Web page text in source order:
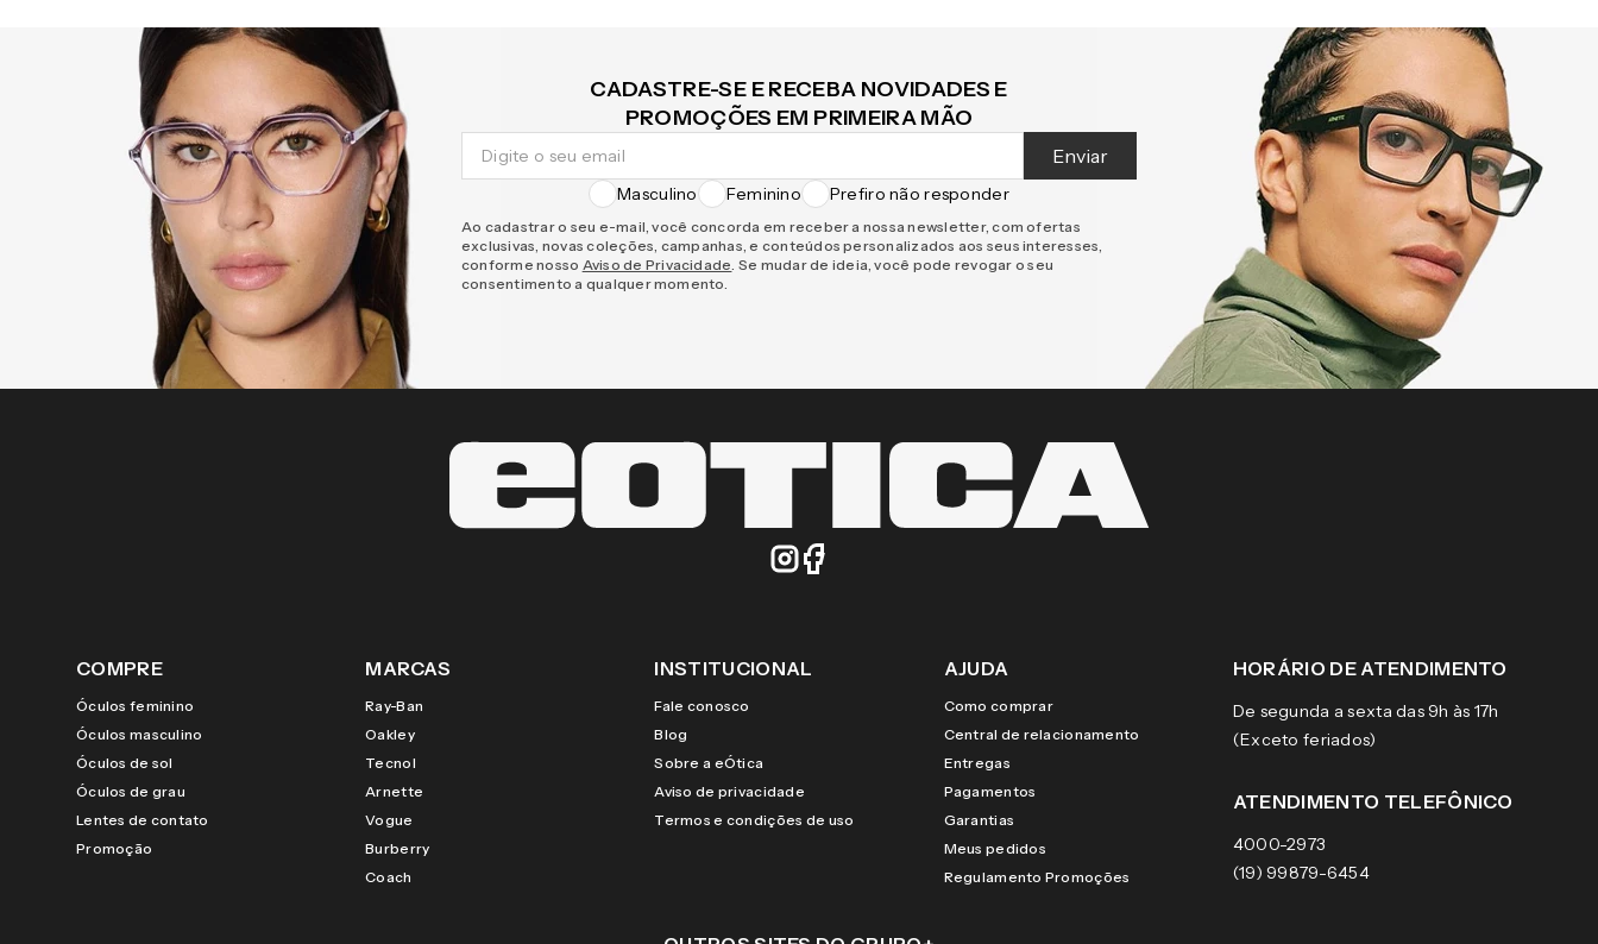
CADASTRE-SE E RECEBA NOVIDADES E
PROMOÇÕES EM PRIMEIRA MÃO
Enviar
Masculino Feminino Prefiro não responder
Ao cadastrar o seu e-mail, você concorda em receber a nossa newsletter, com ofertas
exclusivas, novas coleções, campanhas, e conteúdos personalizados aos seus interesses,
conforme nosso Aviso de Privacidade. Se mudar de ideia, você pode revogar o seu
consentimento a qualquer momento.
COMPRE
Óculos feminino
Óculos masculino
Óculos de sol
Óculos de grau
Lentes de contato
Promoção
MARCAS
Ray-Ban
Oakley
Tecnol
Arnette
Vogue
Burberry
Coach
INSTITUCIONAL
Fale conosco
Blog
Sobre a eÓtica
Aviso de privacidade
Termos e condições de uso
AJUDA
Como comprar
Central de relacionamento
Entregas
Pagamentos
Garantias
Meus pedidos
Regulamento Promoções
HORÁRIO DE ATENDIMENTO
De segunda a sexta das 9h às 17h
(Exceto feriados)
ATENDIMENTO TELEFÔNICO
4000-2973
(19) 99879-6454